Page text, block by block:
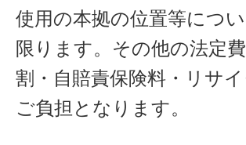
使用の本拠の位置等につ
限ります。その他の法定
割・自賠責保険料・リサ
ご負担となります。